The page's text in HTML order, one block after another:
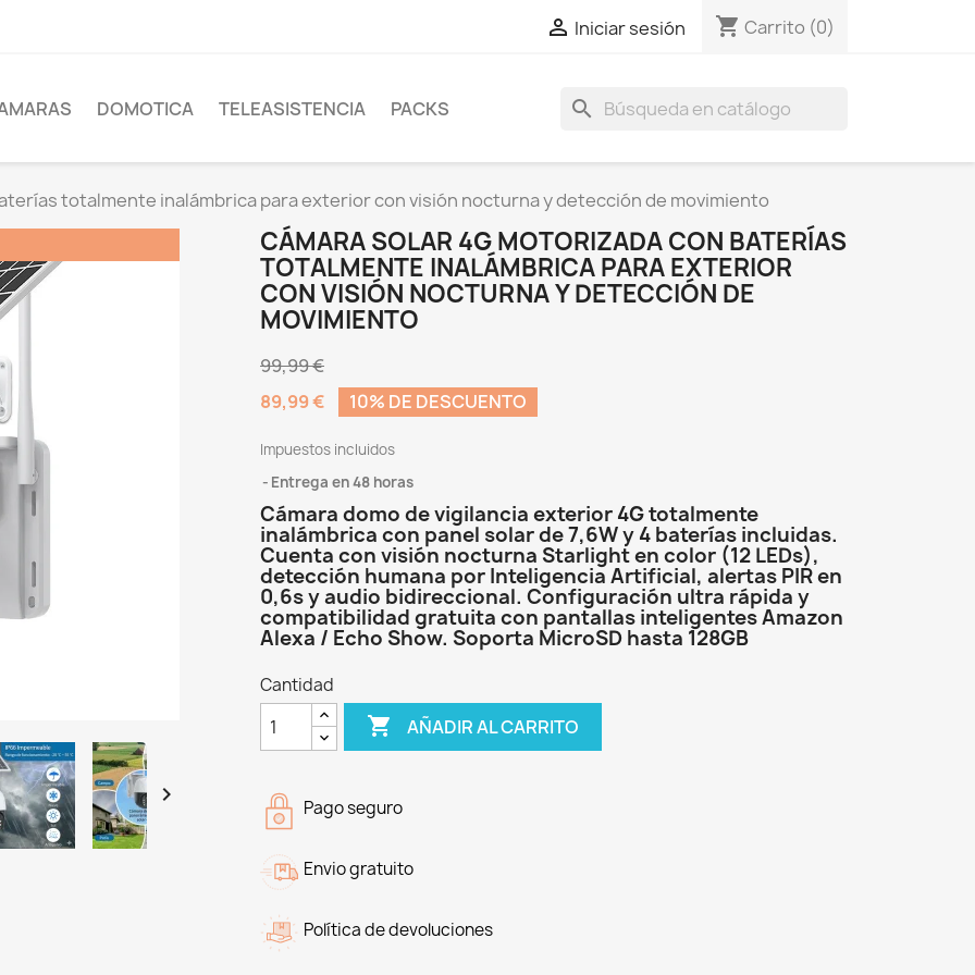
 Iniciar sesión shopping_cart Carrito (0)
DOMOTICA TELEASISTENCIA PACKS search
totalmente inalámbrica para exterior con visión nocturna y detección de movimiento

CÁMARA SOLAR 4G MOTORIZADA CON BATERÍAS
TOTALMENTE INALÁMBRICA PARA EXTERIOR
CON VISIÓN NOCTURNA Y DETECCIÓN DE
MOVIMIENTO
99,99 €
89,99 €
10% DE DESCUENTO
Impuestos incluidos
Entrega en 48 horas
Cámara domo de vigilancia exterior 4G totalmente
inalámbrica con panel solar de 7,6W y 4 baterías incluidas.
Cuenta con visión nocturna Starlight en color (12 LEDs),
detección humana por Inteligencia Artificial, alertas PIR en
0,6s y audio bidireccional. Configuración ultra rápida y
compatibilidad gratuita con pantallas inteligentes Amazon
Alexa / Echo Show. Soporta MicroSD hasta 128GB
Cantidad
 AÑADIR AL CARRITO
Pago seguro
Envio gratuito
Política de devoluciones